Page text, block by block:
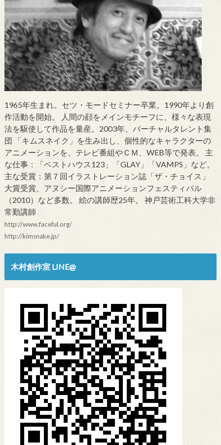
1965年生まれ。セツ・モードセミナー卒業。1990年より創
作活動を開始。 人間の顔をメインモチーフに、様々な表現
法を駆使して作品を量産。2003年、バーチャルタレント集
団 「キムスネイク」を生み出し、個性的なキャラクターの
アニメーションを、テレビ番組やＣＭ、WEB等で発表。 主
な仕事：「ベストハウス123」「GLAY」「VAMPS」など。
主な受賞：第７回イラストレーション誌「ザ・チョイス」
大賞受賞、アヌシー国際アニメーションフェスティバル
（2010）など多数。 絵の講師歴25年。 神戸芸術工科大学非
常勤講師
http://www.faceful.org/
http://kimsnake.jp/
木村創作室 LINE@